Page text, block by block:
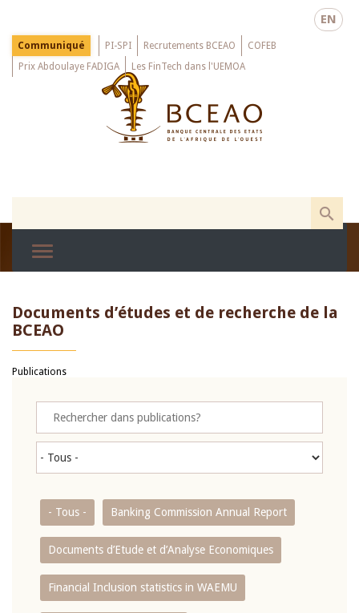
main
EN
Menu
Top
Communiqué PI-SPI Recrutements BCEAO
COFEB
Prix Abdoulaye FADIGA
Les FinTech dans l'UEMOA
Documents d’études et de recherche de la
BCEAO
Publications
- Tous - Banking Commission Annual Report
Documents d’Etude et d’Analyse Economiques
Financial Inclusion statistics in WAEMU